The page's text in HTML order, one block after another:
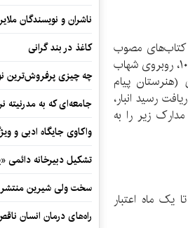
کتاب‌های مصوب
به میزان اعلام شده، به انبار کتاب واقع در: جاده مخصوص کرج، کیلومتر ١٠، روبروی شهاب
(هنرستان پیام
و دریافت رسید انبار،
امور مالی معاونت امور فرهنگی وزارتخانه (اتاق ٣٢٥)، مدارک زیر را به
یک ماه اعتبار
ناشران و نویسندگان
کاغذ در بند گرانی
چه چیزی پرفروش‌ترین
جامعه‌ای که به مدرنیته
واکاوی جایگاه ادبی و
تشکیل دبیرخانه دائمی
سخت ولی شیرین
راه‌های درمان انسان